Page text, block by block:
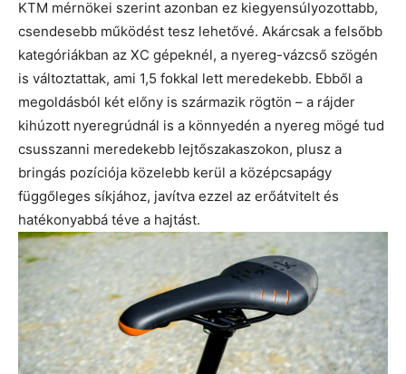
KTM mérnökei szerint azonban ez kiegyensúlyozottabb,
csendesebb működést tesz lehetővé. Akárcsak a felsőbb
kategóriákban az XC gépeknél, a nyereg-vázcső szögén
is változtattak, ami 1,5 fokkal lett meredekebb. Ebből a
megoldásból két előny is származik rögtön – a rájder
kihúzott nyeregrúdnál is a könnyedén a nyereg mögé tud
csusszanni meredekebb lejtőszakaszokon, plusz a
bringás pozíciója közelebb kerül a középcsapágy
függőleges síkjához, javítva ezzel az erőátvitelt és
hatékonyabbá téve a hajtást.